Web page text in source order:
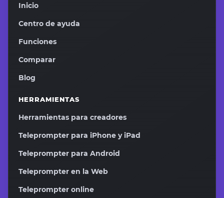
Inicio
Centro de ayuda
Funciones
Comparar
Blog
HERRAMIENTAS
Herramientas para creadores
Teleprompter para iPhone y iPad
Teleprompter para Android
Teleprompter en la Web
Teleprompter online